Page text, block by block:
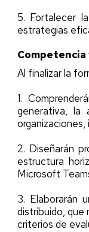
5. Fortalecer
estrategias
Al finalizar la
1.
generativa, la
2. Diseñarán
estructura
Microsoft
3. Elaborarán
distribuido, que
criterios de